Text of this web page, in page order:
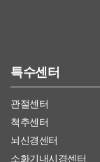
특수센터
관절센터
척추센터
뇌신경센터
소화기내시경센터